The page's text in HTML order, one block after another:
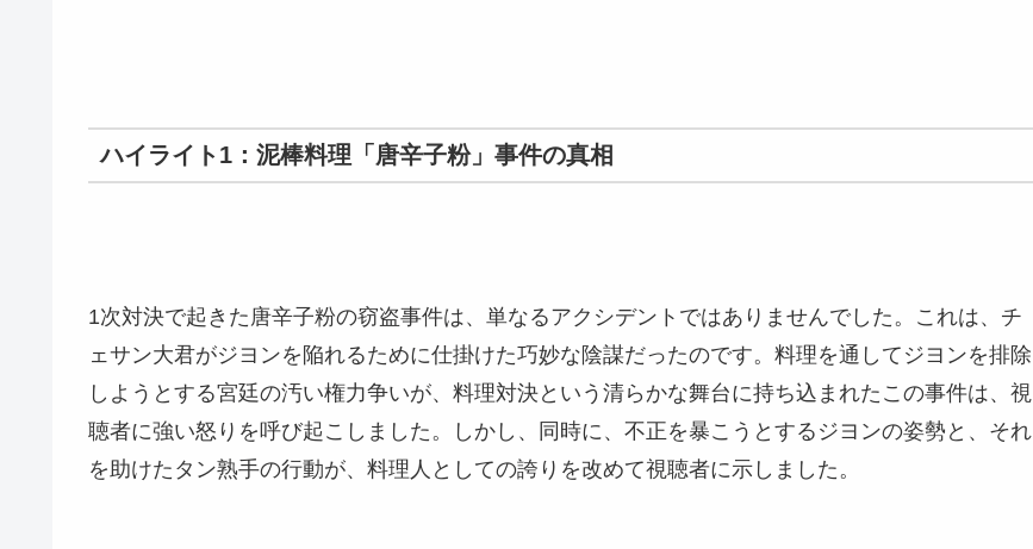
ハイライト1：泥棒料理「唐辛子粉」事件の真相
1次対決で起きた唐辛子粉の窃盗事件は、単なるアクシデントではありませんでした。これは、チ
ェサン大君がジヨンを陥れるために仕掛けた巧妙な陰謀だったのです。料理を通してジヨンを排除
しようとする宮廷の汚い権力争いが、料理対決という清らかな舞台に持ち込まれたこの事件は、視
聴者に強い怒りを呼び起こしました。しかし、同時に、不正を暴こうとするジヨンの姿勢と、それ
を助けたタン熟手の行動が、料理人としての誇りを改めて視聴者に示しました。